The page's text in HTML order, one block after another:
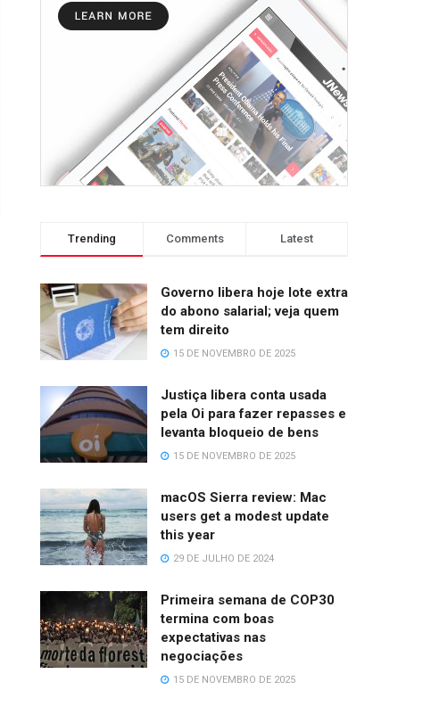
Trending Comments Latest
Governo libera hoje lote extra
do abono salarial; veja quem
tem direito
15 DE NOVEMBRO DE 2025
Justiça libera conta usada
pela Oi para fazer repasses e
levanta bloqueio de bens
15 DE NOVEMBRO DE 2025
macOS Sierra review: Mac
users get a modest update
this year
29 DE JULHO DE 2024
Primeira semana de COP30
termina com boas
expectativas nas
negociações
15 DE NOVEMBRO DE 2025